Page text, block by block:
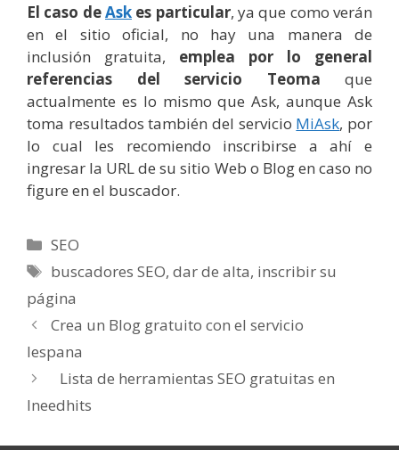
El caso deAsk es particular, ya que como verán
en el sitio oficial, no hay una manera de
inclusión gratuita, emplea por lo general
referencias del servicio Teoma que
actualmente es lo mismo que Ask, aunque Ask
toma resultados también del servicio MiAsk, por
lo cual les recomiendo inscribirse a ahí e
ingresar la URL de su sitio Web o Blog en caso no
figure en el buscador.
Categorías
SEO
Etiquetas
buscadores SEO,dar de alta, inscribir su
página
Crea un Blog gratuito con el servicio
Iespana
Lista de herramientas SEO gratuitas en
Ineedhits